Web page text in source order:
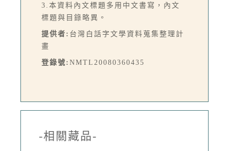
3.本資料內文標題多用中文書寫，內文
標題與目錄略異。
提供者: 台灣白話字文學資料蒐集整理計
畫
登錄號: NMTL20080360435
-相關藏品-